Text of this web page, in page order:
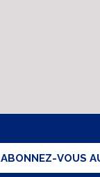
ABONNEZ-VOUS